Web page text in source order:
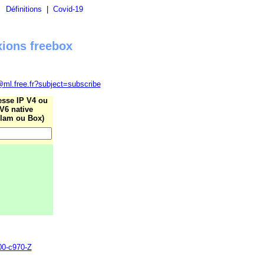
Définitions Covid-19
freebox
IP V4 ou
V6 native
ou Box)
c970-Z